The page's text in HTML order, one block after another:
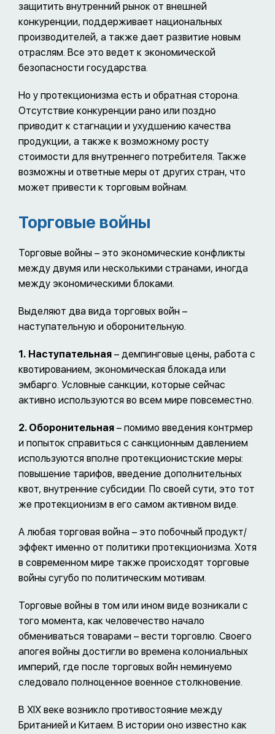
защитить внутренний рынок от внешней
конкуренции, поддерживает национальных
производителей, а также дает развитие новым
отраслям. Все это ведет к экономической
безопасности государства.
Но у протекционизма есть и обратная сторона.
Отсутствие конкуренции рано или поздно
приводит к стагнации и ухудшению качества
продукции, а также к возможному росту
стоимости для внутреннего потребителя. Также
возможны и ответные меры от других стран, что
может привести к торговым войнам.
Торговые войны
Торговые войны – это экономические конфликты
между двумя или несколькими странами, иногда
между экономическими блоками.
Выделяют два вида торговых войн –
наступательную и оборонительную.
1. Наступательная – демпинговые цены, работа с
квотированием, экономическая блокада или
эмбарго. Условные санкции, которые сейчас
активно используются во всем мире повсеместно.
2. Оборонительная – помимо введения контрмер
и попыток справиться с санкционным давлением
используются вполне протекционистские меры:
повышение тарифов, введение дополнительных
квот, внутренние субсидии. По своей сути, это тот
же протекционизм в его самом активном виде.
А любая торговая война – это побочный продукт/
эффект именно от политики протекционизма. Хотя
в современном мире также происходят торговые
войны сугубо по политическим мотивам.
Торговые войны в том или ином виде возникали с
того момента, как человечество начало
обмениваться товарами – вести торговлю. Своего
апогея войны достигли во времена колониальных
империй, где после торговых войн неминуемо
следовало полноценное военное столкновение.
В XIX веке возникло противостояние между
Британией и Китаем. В истории оно известно как